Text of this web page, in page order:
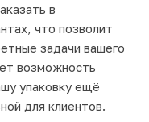
в
что позволит
задачи вашего
возможность
упаковку ещё
для клиентов.